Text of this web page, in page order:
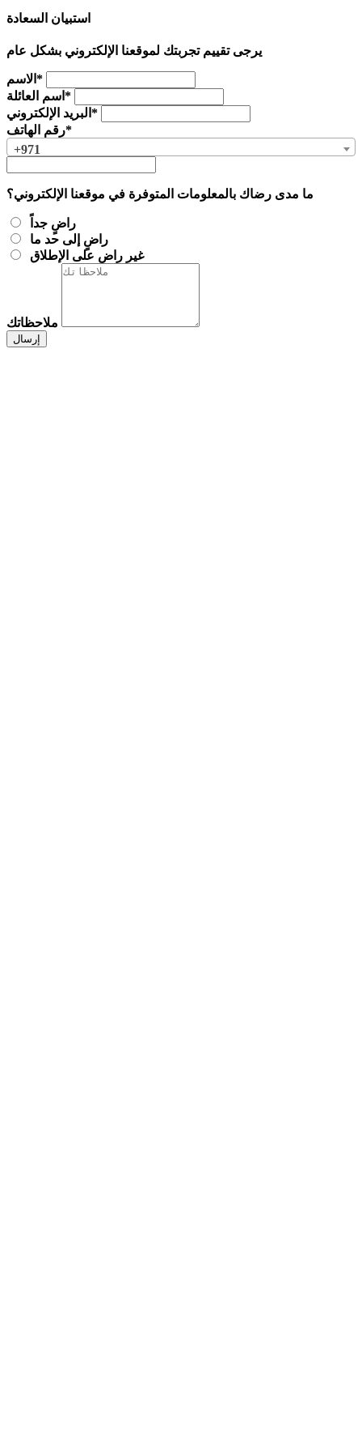
استبيان السعادة
يرجى تقييم تجربتك لموقعنا الإلكتروني بشكل عام
الاسم*
اسم العائلة*
البريد الإلكتروني*
رقم الهاتف*
+971
ما مدى رضاك بالمعلومات المتوفرة في موقعنا الإلكتروني؟
راضٍ جداً
راضٍ إلى حد ما
غير راضٍ على الإطلاق
ملاحظاتك